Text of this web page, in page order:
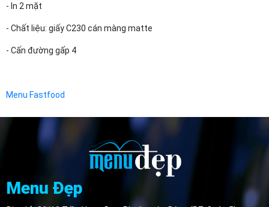
- In 2 mặt
- Chất liệu: giấy C230 cán màng matte
- Cấn đường gấp 4
Menu Fastfood
Menu Đẹp